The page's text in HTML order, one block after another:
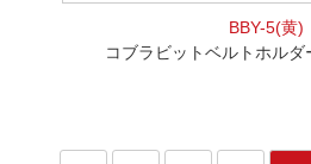
BBY-5(黄)
コブラビットベルトホルダ